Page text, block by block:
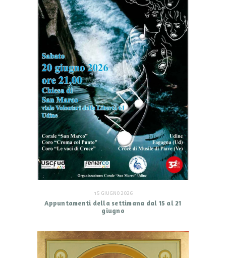
15 GIUGNO 2026
Appuntamenti della settimana dal 15 al 21
giugno